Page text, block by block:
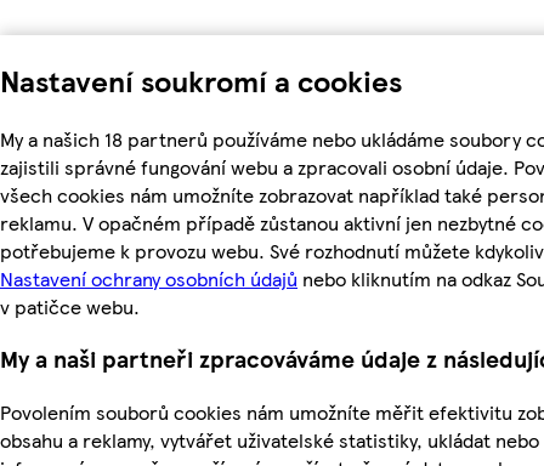
Nastavení soukromí a cookies
My a našich 18 partnerů používáme nebo ukládáme soubory
zajistili správné fungování webu a zpracovali osobní údaje.
všech cookies nám umožníte zobrazovat například také
reklamu. V opačném případě zůstanou aktivní jen nezbytné
potřebujeme k provozu webu. Své rozhodnutí můžete
Nastavení ochrany osobních údajů nebo kliknutím na odkaz
v patičce webu.
My a naši partneři zpracováváme údaje z
Povolením souborů cookies nám umožníte měřit efektivitu
obsahu a reklamy, vytvářet uživatelské statistiky, ukládat